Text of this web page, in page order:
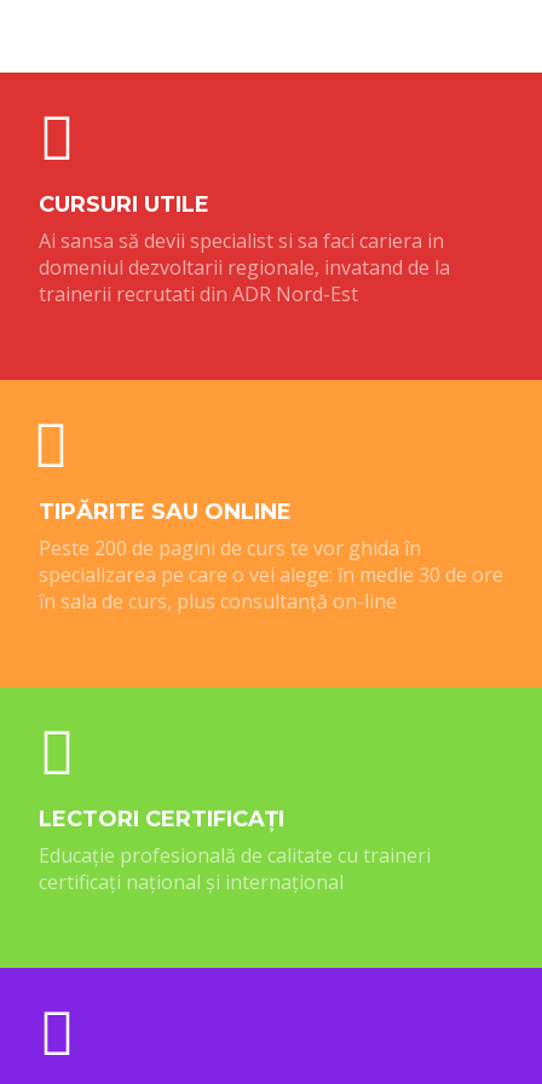
CURSURI UTILE
Ai sansa să devii specialist si sa faci cariera in
domeniul dezvoltarii regionale, invatand de la
trainerii recrutati din ADR Nord-Est
TIPĂRITE SAU ONLINE
Peste 200 de pagini de curs te vor ghida în
specializarea pe care o vei alege: în medie 30 de ore
în sala de curs, plus consultanță on-line
LECTORI CERTIFICAȚI
Educație profesională de calitate cu traineri
certificați național și internațional